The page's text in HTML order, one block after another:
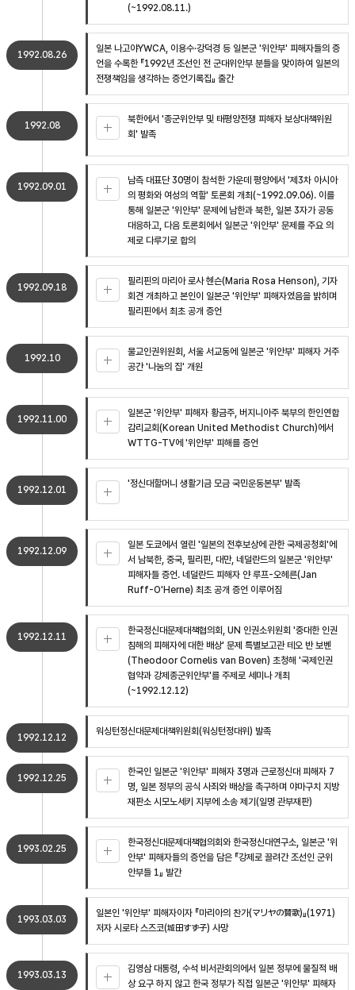
(~1992.08.11.)
1992.08.26
일본 나고야YWCA, 이용수·강덕경 등 일본군 '위안부' 피해자들의 증
언을 수록한 『1992년 조선인 전 군대위안부 분들을 맞이하여 일본의
전쟁책임을 생각하는 증언기록집』 출간
1992.08
북한에서 '종군위안부 및 태평양전쟁 피해자 보상대책위원
회' 발족
1992.09.01
남측 대표단 30명이 참석한 가운데 평양에서 '제3차 아시아
의 평화와 여성의 역할' 토론회 개최(~1992.09.06). 이를
통해 일본군 '위안부' 문제에 남한과 북한, 일본 3자가 공동
대응하고, 다음 토론회에서 일본군 '위안부' 문제를 주요 의
제로 다루기로 합의
1992.09.18
필리핀의 마리아 로사 헨슨(Maria Rosa Henson), 기자
회견 개최하고 본인이 일본군 '위안부' 피해자였음을 밝히며
필리핀에서 최초 공개 증언
1992.10
불교인권위원회, 서울 서교동에 일본군 '위안부' 피해자 거주
공간 '나눔의 집' 개원
1992.11.00
일본군 '위안부' 피해자 황금주, 버지니아주 북부의 한인연합
감리교회(Korean United Methodist Church)에서
WTTG-TV에 '위안부' 피해를 증언
1992.12.01
'정신대할머니 생활기금 모금 국민운동본부' 발족
1992.12.09
일본 도쿄에서 열린 '일본의 전후보상에 관한 국제공청회'에
서 남북한, 중국, 필리핀, 대만, 네덜란드의 일본군 '위안부'
피해자들 증언. 네덜란드 피해자 얀 루프-오헤른(Jan
Ruff-O'Herne) 최초 공개 증언 이루어짐
1992.12.11
한국정신대문제대책협의회, UN 인권소위원회 '중대한 인권
침해의 피해자에 대한 배상' 문제 특별보고관 테오 반 보벤
(Theodoor Cornelis van Boven) 초청해 '국제인권
협약과 강제종군위안부'를 주제로 세미나 개최
(~1992.12.12)
1992.12.12
워싱턴정신대문제대책위원회(워싱턴정대위) 발족
1992.12.25
한국인 일본군 '위안부' 피해자 3명과 근로정신대 피해자 7
명, 일본 정부의 공식 사죄와 배상을 촉구하며 야마구치 지방
재판소 시모노세키 지부에 소송 제기(일명 관부재판)
1993.02.25
한국정신대문제대책협의회와 한국정신대연구소, 일본군 '위
안부' 피해자들의 증언을 담은 『강제로 끌려간 조선인 군위
안부들 1』 발간
1993.03.03
일본인 '위안부' 피해자이자 『마리아의 찬가(マリヤの賛歌)』(1971)
저자 시로타 스즈코(城田すず子) 사망
1993.03.13
김영삼 대통령, 수석 비서관회의에서 일본 정부에 물질적 배
상 요구 하지 않고 한국 정부가 직접 일본군 '위안부' 피해자